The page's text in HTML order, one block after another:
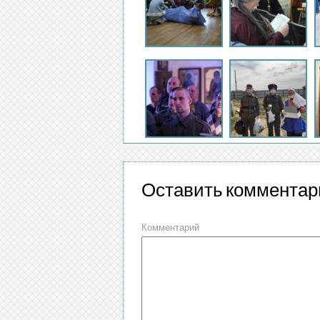
Оставить
Комментарий